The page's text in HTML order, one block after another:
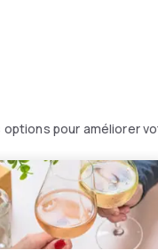
pour améliorer